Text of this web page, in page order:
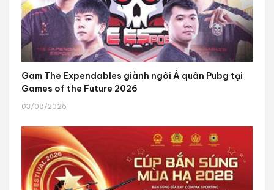
Gam The Expendables giành ngôi Á quân Pubg tại
Games of the Future 2026
03/08/2026